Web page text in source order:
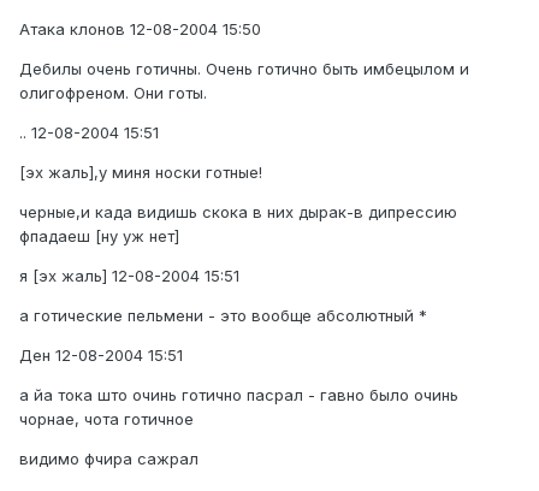
Атака клонов 12-08-2004 15:50
Дебилы очень готичны. Очень готично быть имбецылом и
олигофреном. Они готы.
.. 12-08-2004 15:51
[эх жаль],у миня носки готные!
черные,и када видишь скока в них дырак-в дипрессию
фпадаеш [ну уж нет]
я [эх жаль] 12-08-2004 15:51
а готические пельмени - это вообще абсолютный *
Ден 12-08-2004 15:51
а йа тока што очинь готично пасрал - гавно было очинь
чорнае, чота готичное
видимо фчира сажрал